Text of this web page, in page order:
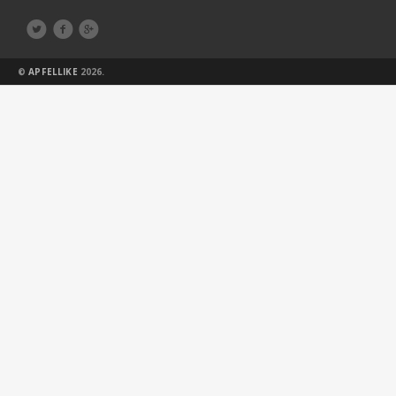
  
©APFELLIKE 2026.